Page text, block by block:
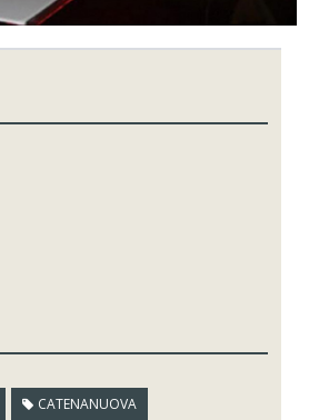
CATENANUOVA